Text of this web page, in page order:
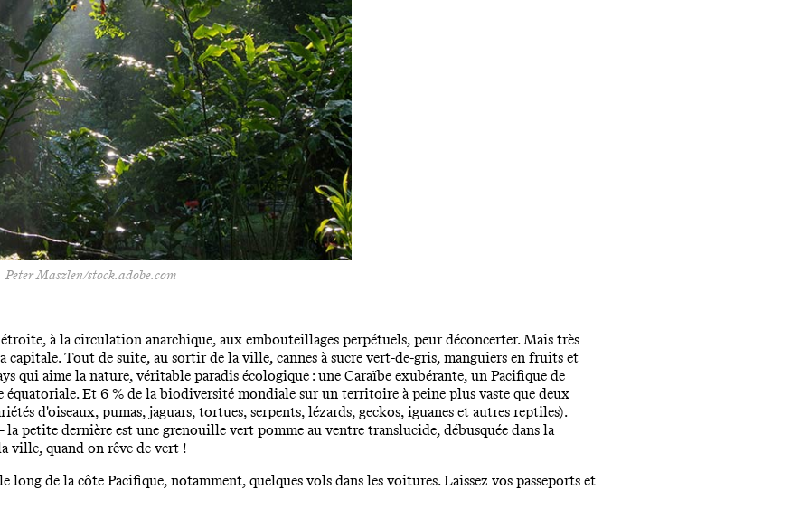
Peter Maszlen/stock.adobe.com
à la circulation anarchique, aux embouteillages perpétuels, peur déconcerter. Mais très
Tout de suite, au sortir de la ville, cannes à sucre vert-de-gris, manguiers en fruits et
qui aime la nature, véritable paradis écologique : une Caraïbe exubérante, un Pacifique de
Et 6 % de la biodiversité mondiale sur un territoire à peine plus vaste que deux
d'oiseaux, pumas, jaguars, tortues, serpents, lézards, geckos, iguanes et autres reptiles).
petite dernière est une grenouille vert pomme au ventre translucide, débusquée dans la
ville, quand on rêve de vert !
long de la côte Pacifique, notamment, quelques vols dans les voitures. Laissez vos passeports et